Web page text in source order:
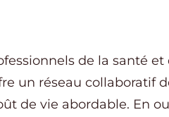
de la santé
un réseau collaboratif
de vie abordable. En